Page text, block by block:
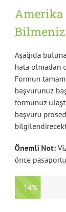
Amerika
Aşağıda
hata olmadan
Formun
başvurunuz
formunuz
başvuru
Önemli Not:
önce
14%